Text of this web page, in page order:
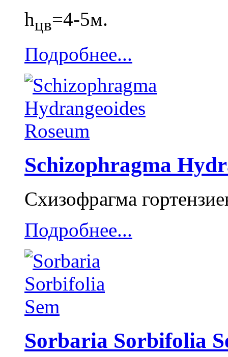
hцв=4-5м.
Подробнее...
Schizophragma
Схизофрагма
Подробнее...
Sorbaria Sorbifolia